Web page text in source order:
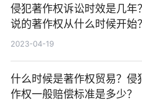
侵犯著作权诉讼时效是几年
说的著作权从什么时候开始？
2023-04-19
什么时候是著作权贸易？侵
作权一般赔偿标准是多少？